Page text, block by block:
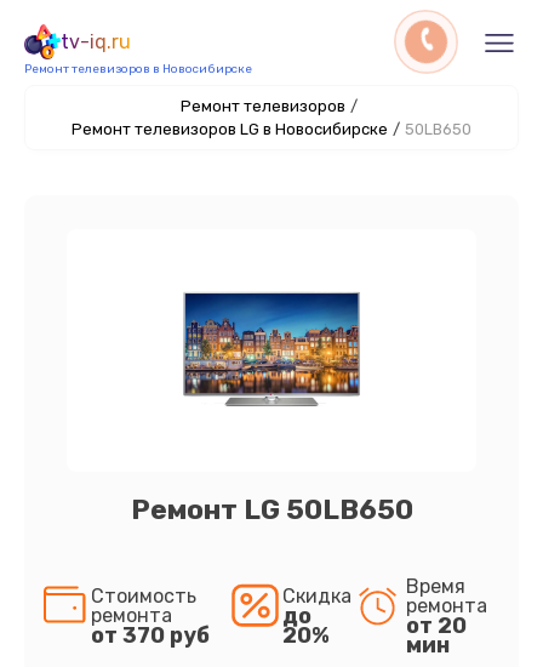
tv-iq.ru
Ремонт телевизоров в Новосибирске
Ремонт телевизоров /
Ремонт телевизоров LG в Новосибирске / 50LB650
Ремонт LG 50LB650
Стоимость
ремонта
от 370 руб
Скидка
до
20%
Время
ремонта
от 20
мин